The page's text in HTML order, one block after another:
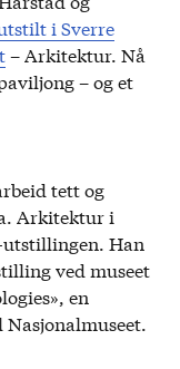
i Sverre
– Arkitektur. Nå
– og et
tett og
Arkitektur i
utstillingen. Han
ved museet
en